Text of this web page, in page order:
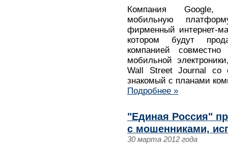
Компания Google,
мобильную
фирменный интернет-
котором будут
компанией
мобильной
Wall Street Journal со
знакомый с планами
Подробнее »
"Единая Россия"
с мошенниками,
30 марта 2012 года